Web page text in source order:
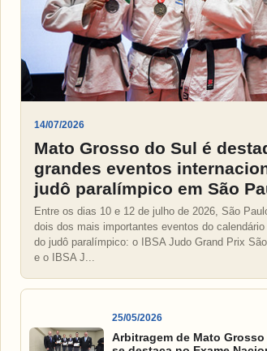
14/07/2026
Mato Grosso do Sul é
grandes eventos
judô paralímpico em São
Entre os dias 10 e 12 de julho de 2026, São
dois dos mais importantes eventos do calendário
do judô paralímpico: o IBSA Judo Grand Prix
e o IBSA J...
25/05/2026
Arbitragem de Mato Grosso